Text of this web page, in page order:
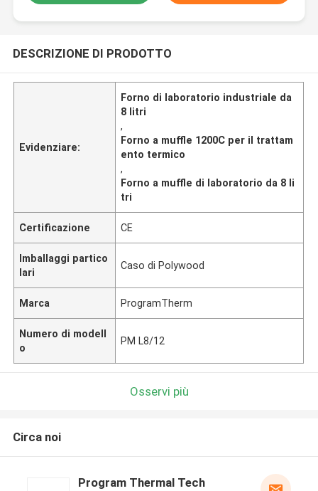
DESCRIZIONE DI PRODOTTO
Evidenziare:
Forno di laboratorio industriale da
8 litri
,
Forno a muffle 1200C per il trattam
ento termico
,
Forno a muffle di laboratorio da 8 li
tri
Certificazione CE
Imballaggi partico
lari
Caso di Polywood
Marca ProgramTherm
Numero di modell
o
PM L8/12
Osservi più
Circa noi
Program Thermal Tech